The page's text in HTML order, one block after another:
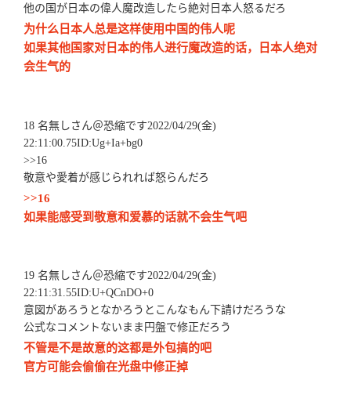
他の国が日本の偉人魔改造したら絶対日本人怒るだろ
为什么日本人总是这样使用中国的伟人呢
如果其他国家对日本的伟人进行魔改造的话，日本人绝对
会生气的
18 名無しさん＠恐縮です2022/04/29(金)
22:11:00.75ID:Ug+Ia+bg0
>>16
敬意や愛着が感じられれば怒らんだろ
>>16
如果能感受到敬意和爱慕的话就不会生气吧
19 名無しさん＠恐縮です2022/04/29(金)
22:11:31.55ID:U+QCnDO+0
意図があろうとなかろうとこんなもん下請けだろうな
公式なコメントないまま円盤で修正だろう
不管是不是故意的这都是外包搞的吧
官方可能会偷偷在光盘中修正掉